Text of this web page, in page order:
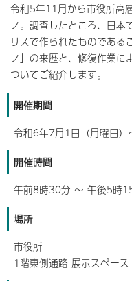
令和5年11月から市役所高
ノ。調査したところ、日本
リスで作られたものである
ノ」の来歴と、修復作業に
ついてご紹介します。
開催期間
令和6年7月1日（月曜日）
開催時間
午前8時30分 ～ 午後5時
場所
市役所
1階東側通路 展示スペース